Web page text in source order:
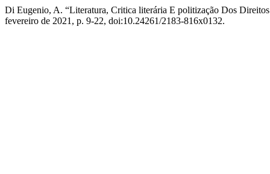
Di Eugenio, A. “Literatura, Critica literária E politização Dos
fevereiro de 2021, p. 9-22, doi:10.24261/2183-816x0132.